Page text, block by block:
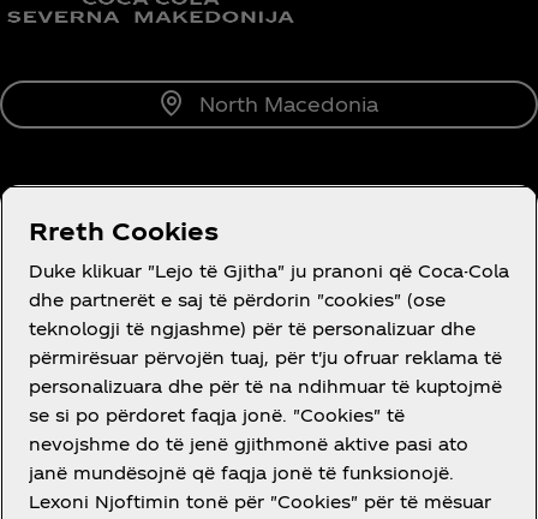
North Macedonia
RRETH NESH
DO NDIHMË?
Rreth Cookies
Duke klikuar "Lejo të Gjitha" ju pranoni që Coca-Cola
dhe partnerët e saj të përdorin "cookies" (ose
teknologji të ngjashme) për të personalizuar dhe
përmirësuar përvojën tuaj, për t'ju ofruar reklama të
personalizuara dhe për të na ndihmuar të kuptojmë
se si po përdoret faqja jonë. "Cookies" të
nevojshme do të jenë gjithmonë aktive pasi ato
janë mundësojnë që faqja jonë të funksionojë.
Lexoni Njoftimin tonë për "Cookies" për të mësuar